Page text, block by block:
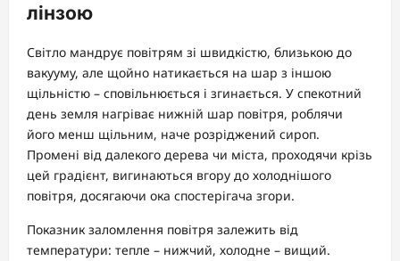
лінзою
Світло мандрує повітрям зі швидкістю, близькою до
вакууму, але щойно натикається на шар з іншою
щільністю – сповільнюється і згинається. У спекотний
день земля нагріває нижній шар повітря, роблячи
його менш щільним, наче розріджений сироп.
Промені від далекого дерева чи міста, проходячи крізь
цей градієнт, вигинаються вгору до холоднішого
повітря, досягаючи ока спостерігача згори.
Показник заломлення повітря залежить від
температури: тепле – нижчий, холодне – вищий.